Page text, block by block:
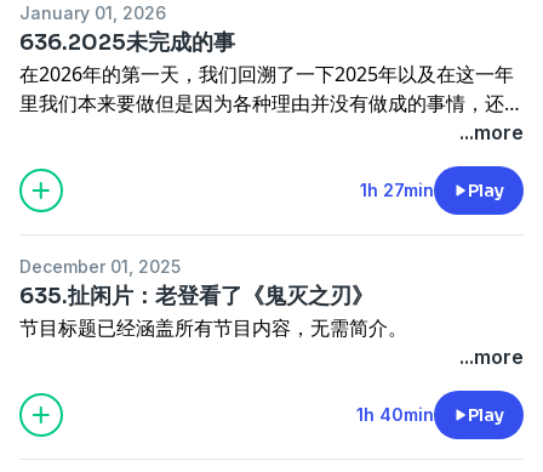
January 01, 2026
636.2025未完成的事
在2026年的第一天，我们回溯了一下2025年以及在这一年
里我们本来要做但是因为各种理由并没有做成的事情，还是
那句话，已经不重要了，活着不能太正经。新的一年，祝大
...more
1h 27min Play
December 01, 2025
635.扯闲片：老登看了《鬼灭之刃》
节目标题已经涵盖所有节目内容，无需简介。
...more
1h 40min Play